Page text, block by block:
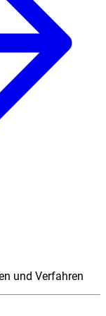
und Verfahren